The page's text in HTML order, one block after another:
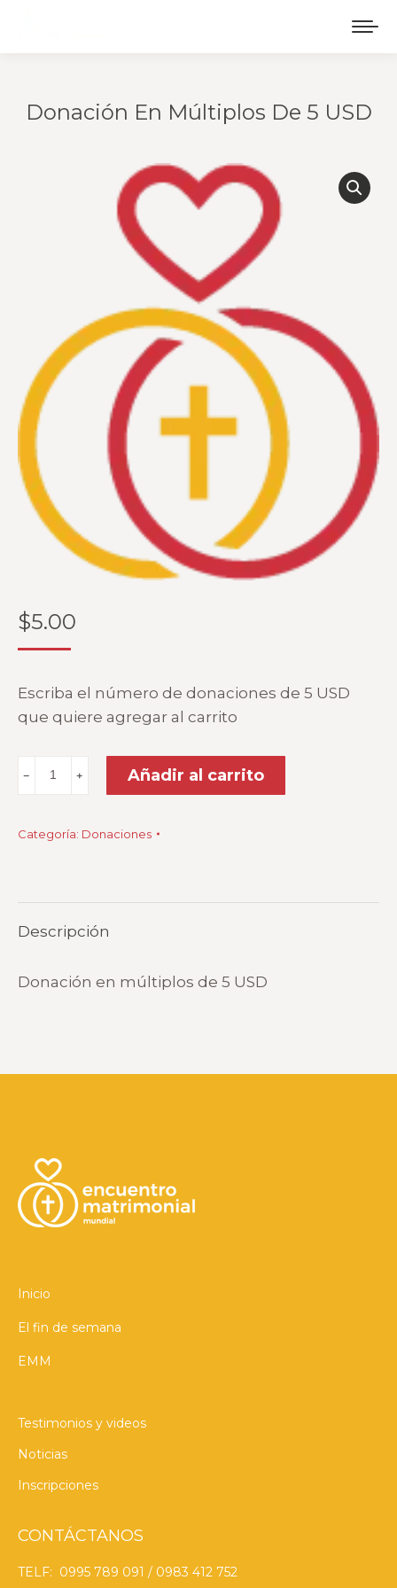
Donación En Múltiplos De 5 USD
$5.00
Escriba el número de donaciones de 5 USD
que quiere agregar al carrito
Donación
de
﹣ ﹢ Añadir al carrito
Categoría: Donaciones
Descripción
Donación en múltiplos de 5 USD
Inicio
El fin de semana
EMM
Testimonios y videos
Noticias
Inscripciones
CONTÁCTANOS
TELF: 0995 789 091 / 0983 412 752